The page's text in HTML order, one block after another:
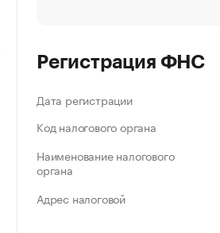
Регистрация ФНС
Дата регистрации
Код налогового органа
Наименование налогового
органа
Адрес налоговой